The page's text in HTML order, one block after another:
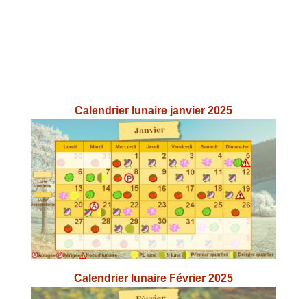
Calendrier lunaire janvier 2025
Calendrier lunaire Février 2025